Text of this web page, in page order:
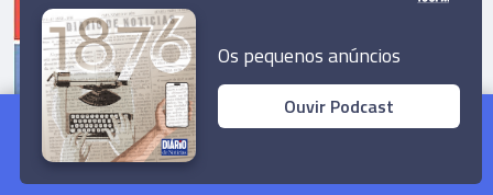
Futebol e contestação social em destaque nos
jornais
Ler Artigo
Os pequenos anúncios
Ouvir Podcast